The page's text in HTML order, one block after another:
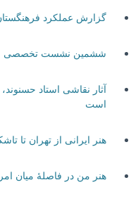
گزارش عملکرد فرهنگستان هنر در
ششمین نشست تخصصی
آثار نقاشی استاد
است
هنر ایرانی از تهران تا تاشکند
هنر من در فاصلۀ میان امر